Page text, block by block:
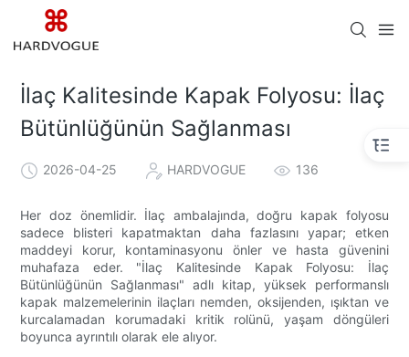
İlaç Kalitesinde Kapak Folyosu: İlaç
Bütünlüğünün Sağlanması
2026-04-25 HARDVOGUE 136
Her doz önemlidir. İlaç ambalajında, doğru kapak folyosu
sadece blisteri kapatmaktan daha fazlasını yapar; etken
maddeyi korur, kontaminasyonu önler ve hasta güvenini
muhafaza eder. "İlaç Kalitesinde Kapak Folyosu: İlaç
Bütünlüğünün Sağlanması" adlı kitap, yüksek performanslı
kapak malzemelerinin ilaçları nemden, oksijenden, ışıktan ve
kurcalamadan korumadaki kritik rolünü, yaşam döngüleri
boyunca ayrıntılı olarak ele alıyor.